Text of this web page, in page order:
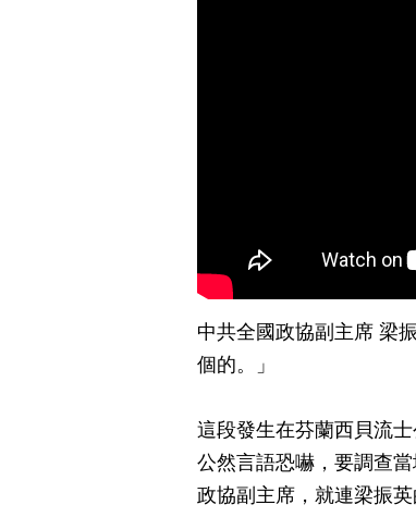
中共全國政協副主席 梁
個的。」
這段發生在芬蘭西貝流
公然言語恐嚇，要調查
政協副主席，就連梁振